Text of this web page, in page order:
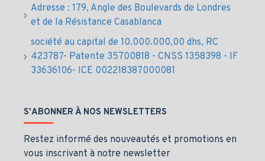
Adresse : 179, Angle des Boulevards de Londres
et de la Résistance Casablanca
société au capital de 10.000.000,00 dhs, RC
423787- Patente 35700818 - CNSS 1358398 - IF
33636106- ICE 002218387000081
S'ABONNER À NOS NEWSLETTERS
Restez informé des nouveautés et promotions en
vous inscrivant à notre newsletter